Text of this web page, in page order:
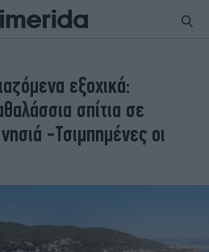
ΕΛΛΑΔΑ
ΚΟΣΜΟΣ
ΠΑΝΕΛΛΗΝΙΕΣ
ENGLISH EDITION
TRAVEL
εξοχικά:
σπίτια σε
-Τσιμπημένες οι